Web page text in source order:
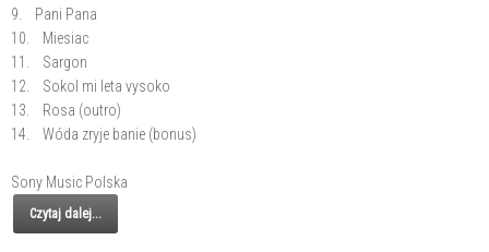
9. Pani Pana
10. Miesiac
11. Sargon
12. Sokol mi leta vysoko
13. Rosa (outro)
14. Wóda zryje banie (bonus)
Sony Music Polska
Czytaj dalej...